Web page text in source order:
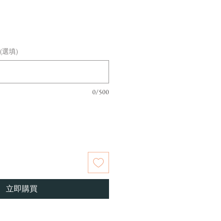
(選填)
0/500
立即購買